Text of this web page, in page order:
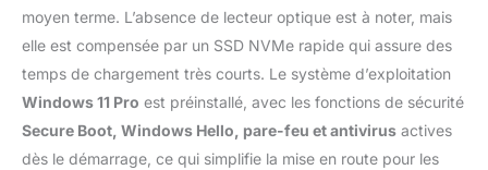
moyen terme. L’absence de lecteur optique est à noter, mais
elle est compensée par un SSD NVMe rapide qui assure des
temps de chargement très courts. Le système d’exploitation
Windows 11 Pro est préinstallé, avec les fonctions de sécurité
Secure Boot, Windows Hello, pare-feu et antivirus actives
dès le démarrage, ce qui simplifie la mise en route pour les